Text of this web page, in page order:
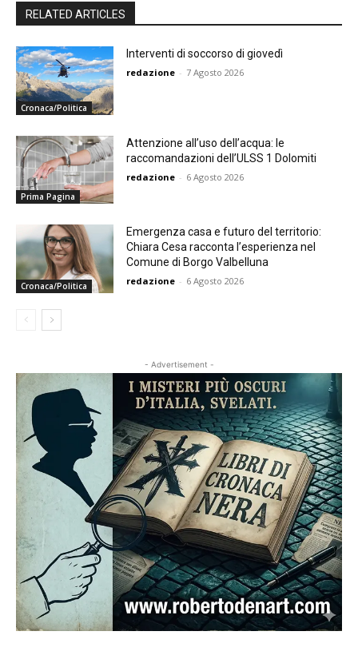
RELATED ARTICLES
Cronaca/Politica
Interventi di soccorso di giovedì
redazione - 7 Agosto 2026
Prima Pagina
Attenzione all’uso dell’acqua: le
raccomandazioni dell’ULSS 1 Dolomiti
redazione - 6 Agosto 2026
Cronaca/Politica
Emergenza casa e futuro del territorio:
Chiara Cesa racconta l’esperienza nel
Comune di Borgo Valbelluna
redazione - 6 Agosto 2026
- Advertisement -